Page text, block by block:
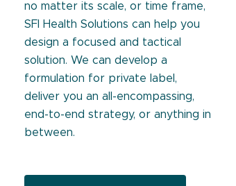
no matter its scale, or time frame,
SFI Health Solutions can help you
design a focused and tactical
solution. We can develop a
formulation for private label,
deliver you an all-encompassing,
end-to-end strategy, or anything in
between.